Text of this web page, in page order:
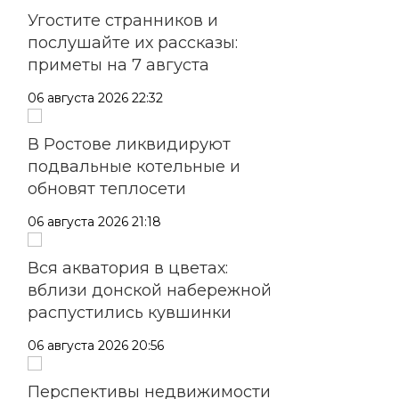
Угостите странников и
послушайте их рассказы:
приметы на 7 августа
06 августа 2026 22:32
В Ростове ликвидируют
подвальные котельные и
обновят теплосети
06 августа 2026 21:18
Вся акватория в цветах:
вблизи донской набережной
распустились кувшинки
06 августа 2026 20:56
Перспективы недвижимости